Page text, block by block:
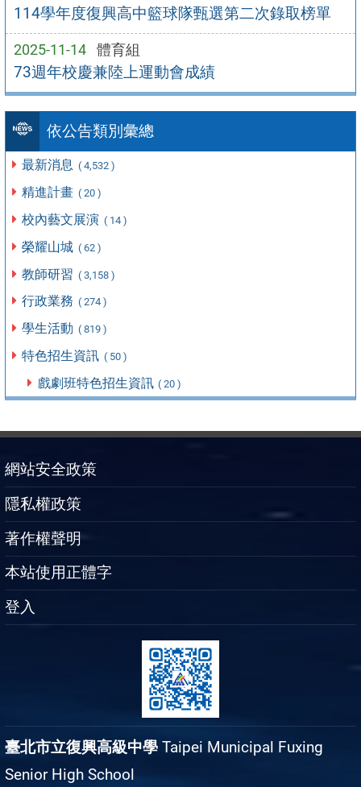
114學年度復興高中籃球隊甄選第二次錄取榜單
2025-11-14 體育組
73週年校慶兼陸上運動會成績
依公告類別彙總
最新消息 ( 4,532 )
精進計畫 ( 20 )
校內藝文展演 ( 14 )
榮耀山城 ( 62 )
教師研習 ( 3,158 )
行政業務 ( 274 )
學生活動 ( 819 )
特色招生資訊 ( 50 )
戲劇班特色招生資訊 ( 20 )
網站安全政策
隱私權政策
著作權聲明
本站使用正體字
登入
臺北市立復興高級中學 Taipei Municipal Fuxing
Senior High School